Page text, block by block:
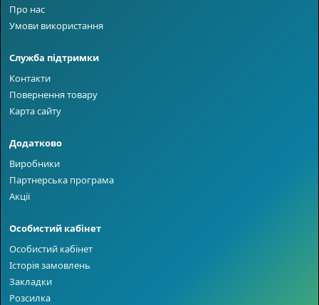
Про нас
Умови використання
Служба підтримки
Контакти
Повернення товару
Карта сайту
Додатково
Виробники
Партнерська програма
Акції
Особистий кабінет
Особистий кабінет
Історія замовлень
Закладки
Розсилка